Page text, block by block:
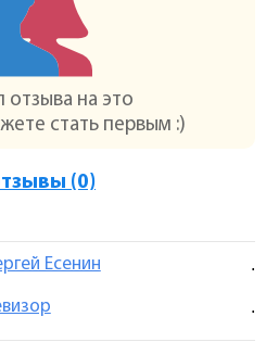
отзыва на это
стать первым :)
(0)
Есенин .
.